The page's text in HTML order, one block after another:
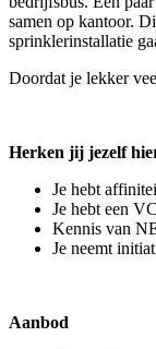
samen op kantoor.
sprinklerinstallatie
Doordat je lekker
Herken jij jezelf
Je hebt
Je hebt een
Kennis van
Je neemt
Aanbod